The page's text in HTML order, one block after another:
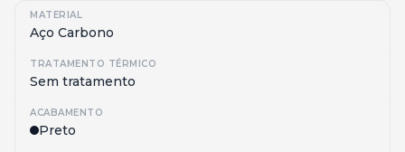
MATERIAL
Aço Carbono
TRATAMENTO TÉRMICO
Sem tratamento
ACABAMENTO
Preto